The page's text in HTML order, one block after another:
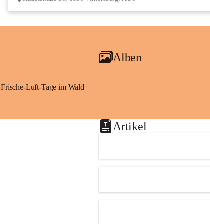
Alben
Frische-Luft-Tage im Wald
Artikel